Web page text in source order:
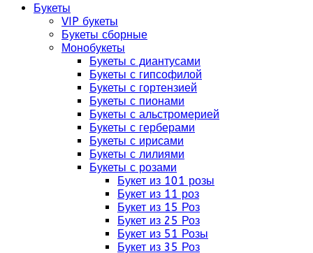
Букеты
VIP букеты
Букеты сборные
Монобукеты
Букеты с диантусами
Букеты с гипсофилой
Букеты с гортензией
Букеты с пионами
Букеты с альстромерией
Букеты с герберами
Букеты с ирисами
Букеты с лилиями
Букеты с розами
Букет из 101 розы
Букет из 11 роз
Букет из 15 Роз
Букет из 25 Роз
Букет из 51 Розы
Букет из 35 Роз